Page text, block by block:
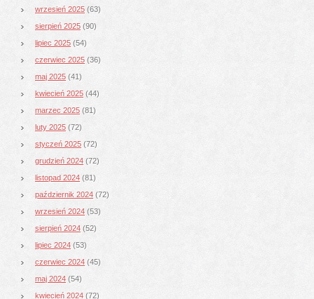
wrzesień 2025 (63)
sierpień 2025 (90)
lipiec 2025 (54)
czerwiec 2025 (36)
maj 2025 (41)
kwiecień 2025 (44)
marzec 2025 (81)
luty 2025 (72)
styczeń 2025 (72)
grudzień 2024 (72)
listopad 2024 (81)
październik 2024 (72)
wrzesień 2024 (53)
sierpień 2024 (52)
lipiec 2024 (53)
czerwiec 2024 (45)
maj 2024 (54)
kwiecień 2024 (72)